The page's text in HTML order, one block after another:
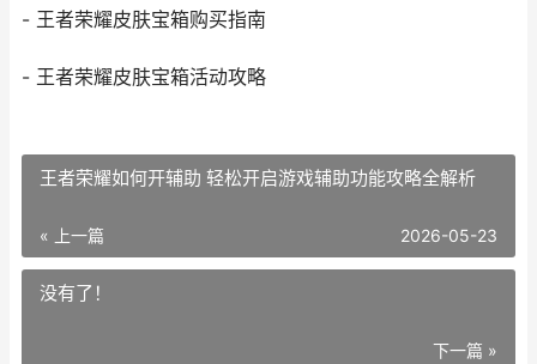
- 王者荣耀皮肤宝箱购买指南
- 王者荣耀皮肤宝箱活动攻略
王者荣耀如何开辅助 轻松开启游戏辅助功能攻略全解析
« 上一篇 2026-05-23
没有了！
下一篇 »